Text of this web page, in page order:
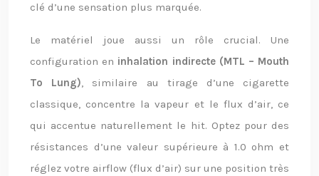
clé d’une sensation plus marquée.
Le matériel joue aussi un rôle crucial. Une
configuration en inhalation indirecte (MTL – Mouth
To Lung), similaire au tirage d’une cigarette
classique, concentre la vapeur et le flux d’air, ce
qui accentue naturellement le hit. Optez pour des
résistances d’une valeur supérieure à 1.0 ohm et
réglez votre airflow (flux d’air) sur une position très